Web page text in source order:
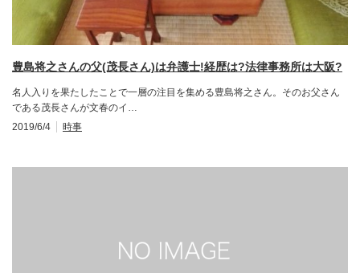
豊島将之さんの父(茂長さん)は弁護士!経歴は?法律事務所は大阪?
名人入りを果たしたことで一層の注目を集める豊島将之さん。そのお父さん
である茂長さんが文春のイ…
2019/6/4
時事